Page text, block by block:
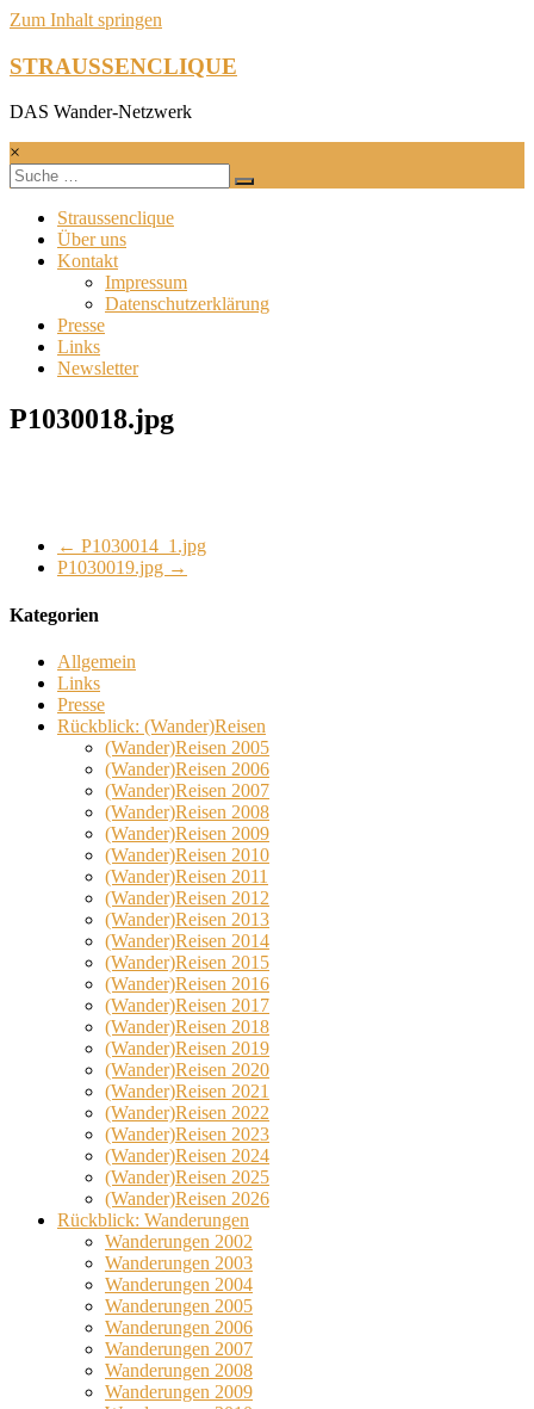
Zum Inhalt springen
STRAUSSENCLIQUE
DAS Wander-Netzwerk
×
Straussenclique
Über uns
Kontakt
Impressum
Datenschutzerklärung
Presse
Links
Newsletter
P1030018.jpg
← P1030014_1.jpg
P1030019.jpg →
Kategorien
Allgemein
Links
Presse
Rückblick: (Wander)Reisen
(Wander)Reisen 2005
(Wander)Reisen 2006
(Wander)Reisen 2007
(Wander)Reisen 2008
(Wander)Reisen 2009
(Wander)Reisen 2010
(Wander)Reisen 2011
(Wander)Reisen 2012
(Wander)Reisen 2013
(Wander)Reisen 2014
(Wander)Reisen 2015
(Wander)Reisen 2016
(Wander)Reisen 2017
(Wander)Reisen 2018
(Wander)Reisen 2019
(Wander)Reisen 2020
(Wander)Reisen 2021
(Wander)Reisen 2022
(Wander)Reisen 2023
(Wander)Reisen 2024
(Wander)Reisen 2025
(Wander)Reisen 2026
Rückblick: Wanderungen
Wanderungen 2002
Wanderungen 2003
Wanderungen 2004
Wanderungen 2005
Wanderungen 2006
Wanderungen 2007
Wanderungen 2008
Wanderungen 2009